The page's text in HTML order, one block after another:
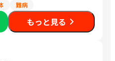
難病
もっと見る